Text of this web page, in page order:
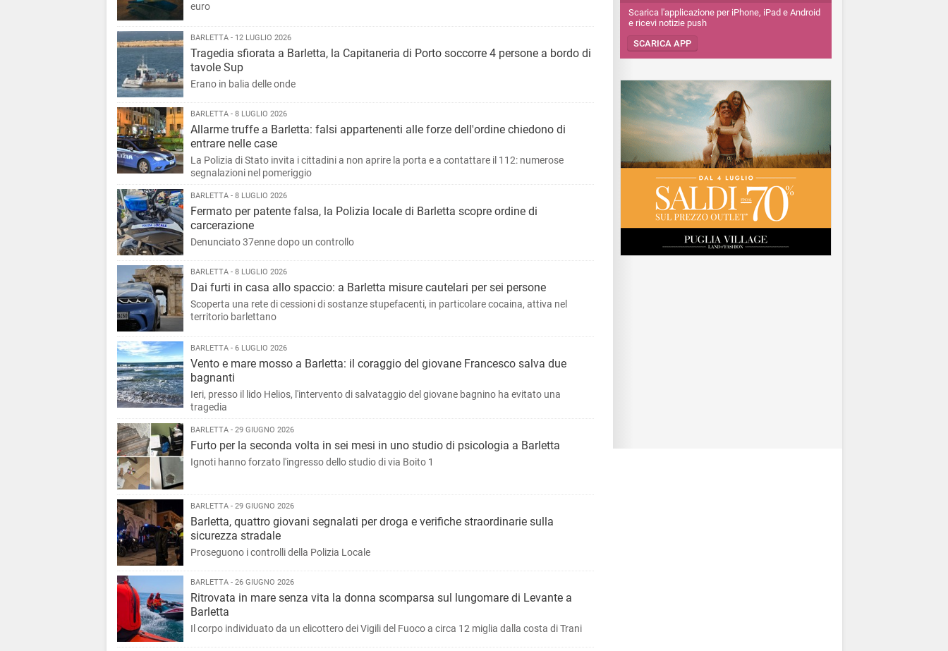
euro
BARLETTA - 12 LUGLIO 2026
Tragedia sfiorata a Barletta, la Capitaneria di Porto soccorre 4 persone a bordo di
tavole Sup
Erano in balia delle onde
BARLETTA - 8 LUGLIO 2026
Allarme truffe a Barletta: falsi appartenenti alle forze dell'ordine chiedono di
entrare nelle case
La Polizia di Stato invita i cittadini a non aprire la porta e a contattare il 112: numerose
segnalazioni nel pomeriggio
BARLETTA - 8 LUGLIO 2026
Fermato per patente falsa, la Polizia locale di Barletta scopre ordine di
carcerazione
Denunciato 37enne dopo un controllo
BARLETTA - 8 LUGLIO 2026
Dai furti in casa allo spaccio: a Barletta misure cautelari per sei persone
Scoperta una rete di cessioni di sostanze stupefacenti, in particolare cocaina, attiva nel
territorio barlettano
BARLETTA - 6 LUGLIO 2026
Vento e mare mosso a Barletta: il coraggio del giovane Francesco salva due
bagnanti
Ieri, presso il lido Helios, l'intervento di salvataggio del giovane bagnino ha evitato una
tragedia
BARLETTA - 29 GIUGNO 2026
Furto per la seconda volta in sei mesi in uno studio di psicologia a Barletta
Ignoti hanno forzato l'ingresso dello studio di via Boito 1
BARLETTA - 29 GIUGNO 2026
Barletta, quattro giovani segnalati per droga e verifiche straordinarie sulla
sicurezza stradale
Proseguono i controlli della Polizia Locale
BARLETTA - 26 GIUGNO 2026
Ritrovata in mare senza vita la donna scomparsa sul lungomare di Levante a
Barletta
Il corpo individuato da un elicottero dei Vigili del Fuoco a circa 12 miglia dalla costa di Trani
Scarica l'applicazione per iPhone, iPad e Android
e ricevi notizie push
SCARICA APP